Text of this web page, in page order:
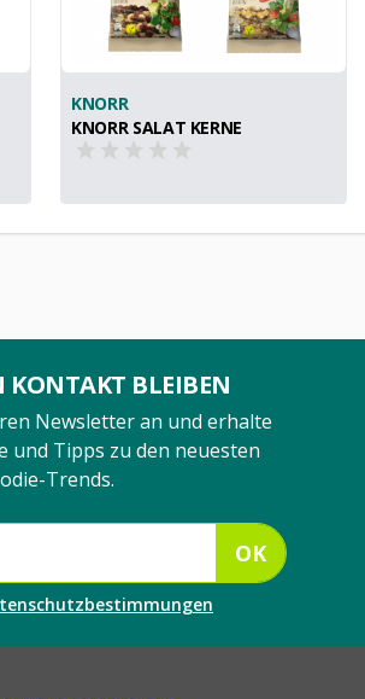
KNORR
KNORR SALAT KERNE
KONTAKT BLEIBEN
Newsletter an und erhalte
und Tipps zu den neuesten
Trends.
OK